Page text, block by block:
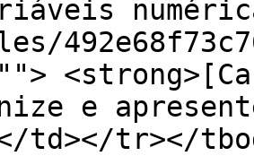
e
td></tr></